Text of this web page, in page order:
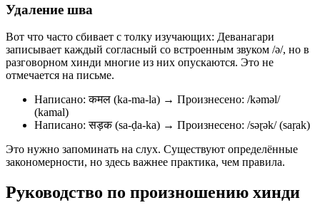
Удаление шва
Вот что часто сбивает с толку изучающих: Деванагари
записывает каждый согласный со встроенным звуком /ə/, но в
разговорном хинди многие из них опускаются. Это не
отмечается на письме.
Написано: कमल (ka-ma-la) → Произнесено: /kəməl/
(kamal)
Написано: सड़क (sa-ḍa-ka) → Произнесено: /səɽək/ (saṛak)
Это нужно запоминать на слух. Существуют определённые
закономерности, но здесь важнее практика, чем правила.
Руководство по произношению хинди